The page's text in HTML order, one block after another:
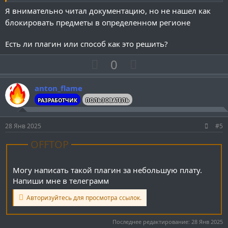
г
о
о
с
г
о
о
с
Я внимательно читал документацию, но не нашел как
блокировать предметы в определенном регионе
Есть ли плагин или способ как это решить?
П
о
и
т
в
н
й
г
о
л
0
е
т
в
н
й
г
о
л
о
anton_flame
РАЗРАБОТЧИК ПОЛЬЗОВАТЕЛЬ
28 Янв 2025 #5
OFFTOP
Могу написать такой плагин за небольшую плату.
Напиши мне в телеграмм
Авторизуйтесь для просмотра ссылок.
Последнее редактирование: 28 Янв 2025